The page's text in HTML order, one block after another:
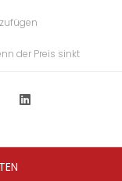
der Preis sinkt